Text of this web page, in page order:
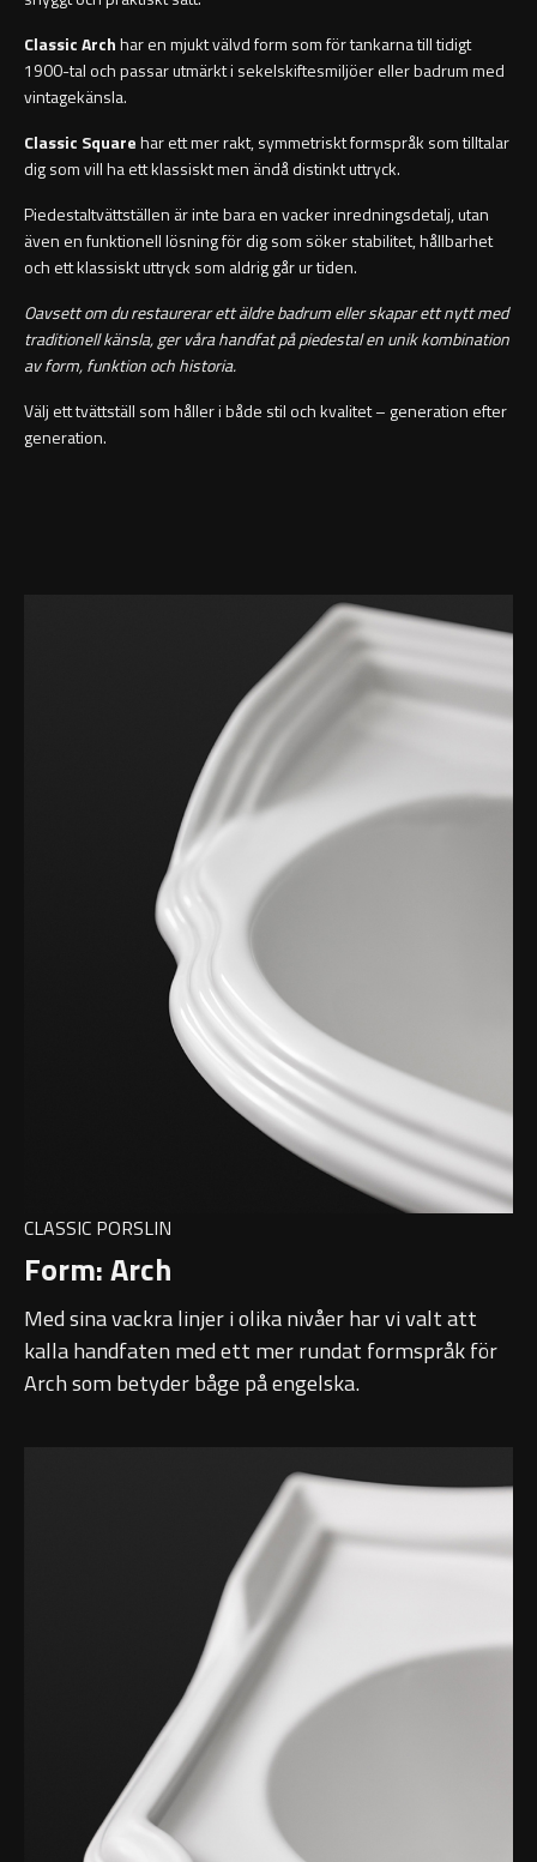
Bottenventiler
Toalettstolar
Golvstående toalettstol
Vägghängd toalettstol
Toalettpappershållare
Toalettborstset
Handtag & knoppar
Övriga badrumstillbehör
Stockholm
Classic Archhar en mjukt välvd form som för tankarna till tidigt
1900-tal och passar utmärkt i sekelskiftesmiljöer eller badrum med
vintagekänsla.
Classic Squarehar ett mer rakt, symmetriskt formspråk som tilltalar
dig som vill ha ett klassiskt men ändå distinkt uttryck.
Piedestaltvättställen är inte bara en vacker inredningsdetalj, utan
även en funktionell lösning för dig som söker stabilitet, hållbarhet
och ett klassiskt uttryck som aldrig går ur tiden.
Oavsett om du restaurerar ett äldre badrum eller skapar ett nytt med
traditionell känsla, ger våra handfat på piedestal en unik kombination
av form, funktion och historia.
Välj ett tvättställ som håller i både stil och kvalitet – generation efter
generation.
CLASSIC PORSLIN
Form: Arch
Med sina vackra linjer i olika nivåer har vi valt att
kalla handfaten med ett mer rundat formspråk för
Arch som betyder båge på engelska.